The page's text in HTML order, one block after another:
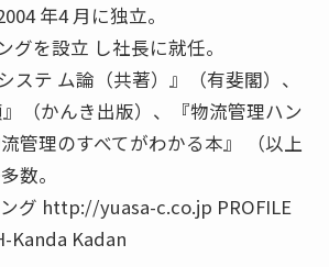
年4 月に独立。
グを設立 し社長に就任。
ステ ム論（共著）』（有斐閣）、
』（かんき出版）、『物流管理ハン
管理のすべてがわかる本』 （以上
数。
グ http://yuasa-c.co.jp PROFILE
Kadan